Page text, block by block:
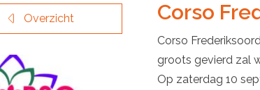
Overzicht Corso
Corso
groots gevierd zal
Op zaterdag 10